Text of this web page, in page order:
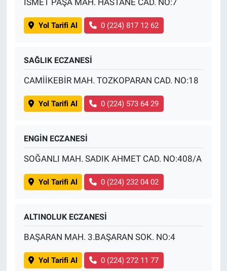
Yol Tarifi Al 0 (224) 817 12 62
SAĞLIK ECZANESİ
CAMİİKEBİR MAH. TOZKOPARAN CAD. NO:18
Yol Tarifi Al 0 (224) 573 64 29
ENGİN ECZANESİ
SOĞANLI MAH. SADIK AHMET CAD. NO:408/A
Yol Tarifi Al 0 (224) 232 04 02
ALTINOLUK ECZANESİ
BAŞARAN MAH. 3.BAŞARAN SOK. NO:4
Yol Tarifi Al 0 (224) 272 11 77